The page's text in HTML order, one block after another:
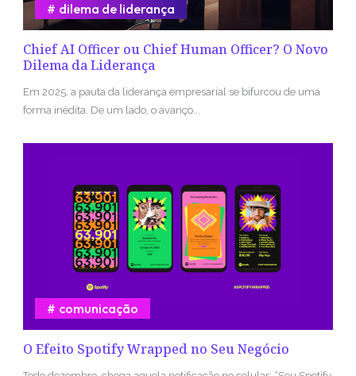
Chief AI Officer ou Chief Human Officer? O Novo
Dilema da Liderança
dilema de liderança
Em 2025, a pauta da liderança empresarial se bifurcou de uma
forma inédita. De um lado, o avanço...
O Efeito Spotify Wrapped no Seu Negócio
comunicação